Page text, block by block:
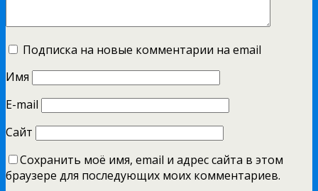
Подписка на новые комментарии на email
Имя
E-mail
Сайт
Сохранить моё имя, email и адрес сайта в этом
браузере для последующих моих комментариев.